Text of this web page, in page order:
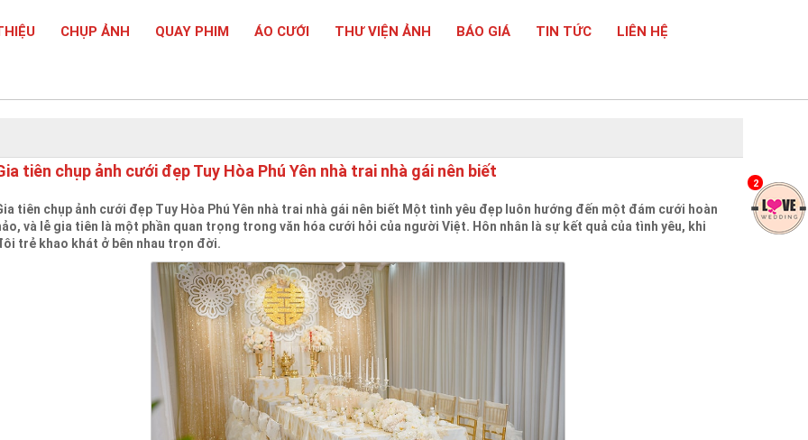
CHỤP ẢNH QUAY PHIM ÁO CƯỚI THƯ VIỆN ẢNH BÁO GIÁ TIN TỨC LIÊN HỆ
tiên chụp ảnh cưới đẹp Tuy Hòa Phú Yên nhà trai nhà gái nên biết
tiên chụp ảnh cưới đẹp Tuy Hòa Phú Yên nhà trai nhà gái nên biết Một tình yêu đẹp luôn hướng đến một đám cưới hoàn
và lễ gia tiên là một phần quan trọng trong văn hóa cưới hỏi của người Việt. Hôn nhân là sự kết quả của tình yêu, khi
trẻ khao khát ở bên nhau trọn đời.
2